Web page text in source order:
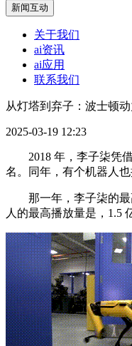
新闻互动
关于我们
ai资讯
ai应用
联系我们
从灯塔到弃子：波士顿
2025-03-19 12:23
2018 年，李子柒凭借
名。同年，有个机器人也
那一年，李子柒的最
人的最高播放量是，1.5